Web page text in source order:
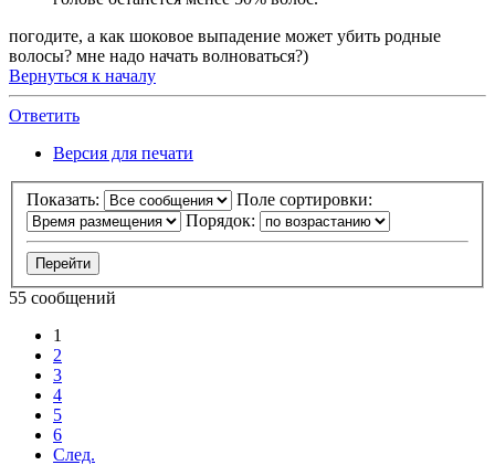
погодите, а как шоковое выпадение может убить родные
волосы? мне надо начать волноваться?)
Вернуться к началу
Ответить
Версия для печати
Показать:
Поле сортировки:
Порядок:
55 сообщений
1
2
3
4
5
6
След.